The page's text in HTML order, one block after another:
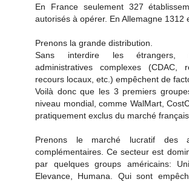
En France seulement 327
autorisés à opérer. En Allemagne 1312
Prenons la grande distribution.
Sans interdire les étrangers,
administratives complexes (CDAC,
recours locaux, etc.) empêchent de
Voilà donc que les 3 premiers
niveau mondial, comme WalMart,
pratiquement exclus du marché français.
Prenons le marché lucratif des
complémentaires. Ce secteur est
par quelques groups américains:
Elevance, Humana. Qui sont